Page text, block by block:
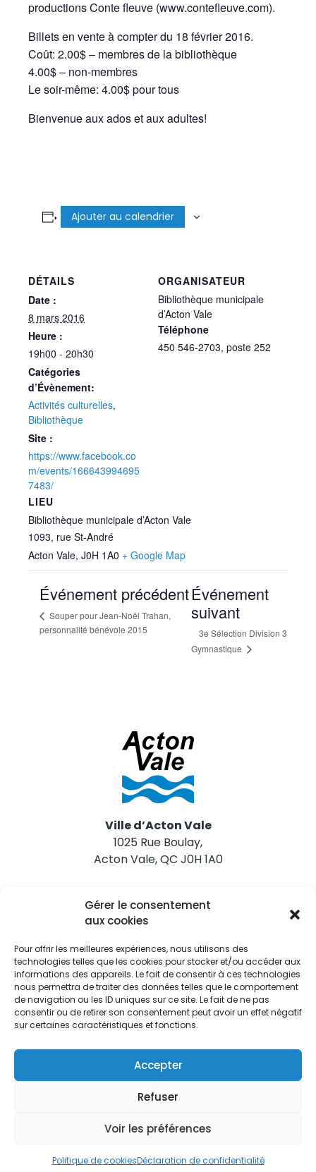
Gérer le consentement
aux cookies
Pour offrir les meilleures expériences, nous utilisons des
technologies telles que les cookies pour stocker et/ou accéder aux
informations des appareils. Le fait de consentir à ces technologies
nous permettra de traiter des données telles que le comportement
de navigation ou les ID uniques sur ce site. Le fait de ne pas
consentir ou de retirer son consentement peut avoir un effet négatif
sur certaines caractéristiques et fonctions.
Accepter
Refuser
Voir les préférences
Politique de cookiesDéclaration de confidentialité
productions Conte fleuve (www.contefleuve.com).
Billets en vente à compter du 18 février 2016.
Coût: 2.00$ – membres de la bibliothèque
4.00$ – non-membres
Le soir-même: 4.00$ pour tous
Bienvenue aux ados et aux adultes!
Ajouter au calendrier
DÉTAILS
Date :
8 mars 2016
Heure :
19h00 - 20h30
Catégories
d’Évènement:
Activités culturelles,
Bibliothèque
Site :
https://www.facebook.co
m/events/166643994695
7483/
LIEU
Bibliothèque municipale d’Acton Vale
1093, rue St-André
Acton Vale, J0H 1A0 + Google Map
ORGANISATEUR
Bibliothèque municipale
d’Acton Vale
Téléphone
450 546-2703, poste 252
Événement précédent
Souper pour Jean-Noël Trahan,
personnalité bénévole 2015
Événement
suivant
3e Sélection Division 3
Gymnastique
Ville d’Acton Vale
1025 Rue Boulay,
Acton Vale, QC J0H 1A0
Nous joindre
Tél. 450 546-2703
Restez informés
Abonnez-vous aux alertes municipales
Je m'abonne
confidentialité| Politique de cookies